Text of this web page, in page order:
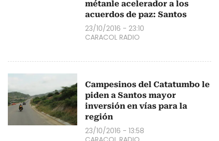
métanle acelerador a los
acuerdos de paz: Santos
23/10/2016 - 23:10
CARACOL RADIO
Campesinos del Catatumbo le
piden a Santos mayor
inversión en vías para la
región
23/10/2016 - 13:58